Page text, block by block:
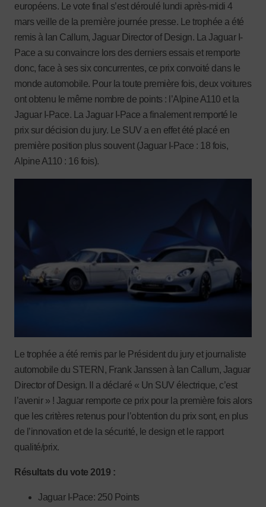
européens. Le vote final s’est déroulé lundi après-midi 4
mars veille de la première journée presse. Le trophée a été
remis à Ian Callum, Jaguar Director of Design. La Jaguar I-
Pace a su convaincre lors des derniers essais et remporte
donc, face à ses six concurrentes, ce prix convoité dans le
monde automobile. Pour la toute première fois, deux voitures
ont obtenu le même nombre de points : l’Alpine A110 et la
Jaguar I-Pace. La Jaguar I-Pace a finalement remporté le
prix sur décision du jury. Le SUV a en effet été placé en
première position plus souvent (Jaguar I-Pace : 18 fois,
Alpine A110 : 16 fois).
Le trophée a été remis par le Président du jury et journaliste
automobile du STERN, Frank Janssen à Ian Callum, Jaguar
Director of Design. Il a déclaré « Un SUV électrique, c’est
l’avenir » ! Jaguar remporte ce prix pour la première fois alors
que les critères retenus pour l’obtention du prix sont, en plus
de l’innovation et de la sécurité, le design et le rapport
qualité/prix.
Résultats du vote 2019 :
Jaguar I-Pace: 250 Points